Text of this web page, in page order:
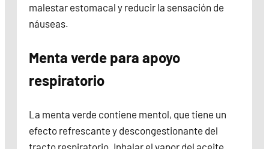
malestar estomacal y reducir la sensación de
náuseas.
Menta verde para apoyo
respiratorio
La menta verde contiene mentol, que tiene un
efecto refrescante y descongestionante del
tracto respiratorio. Inhalar el vapor del aceite